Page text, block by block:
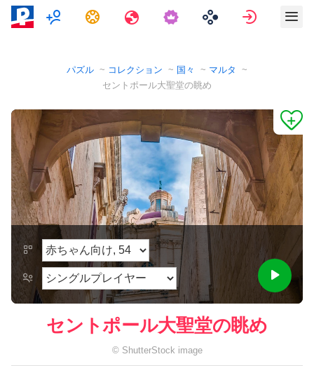
マルチプレイヤー
タスク 旅行 サインイ
パズル コレクション 国々
マルタ
セントポール大聖堂の眺め
セントポール大聖堂の眺め
© ShutterStock image